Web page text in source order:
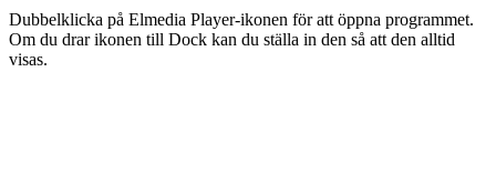
Dubbelklicka på Elmedia Player-ikonen för att öppna programmet.
Om du drar ikonen till Dock kan du ställa in den så att den alltid
visas.